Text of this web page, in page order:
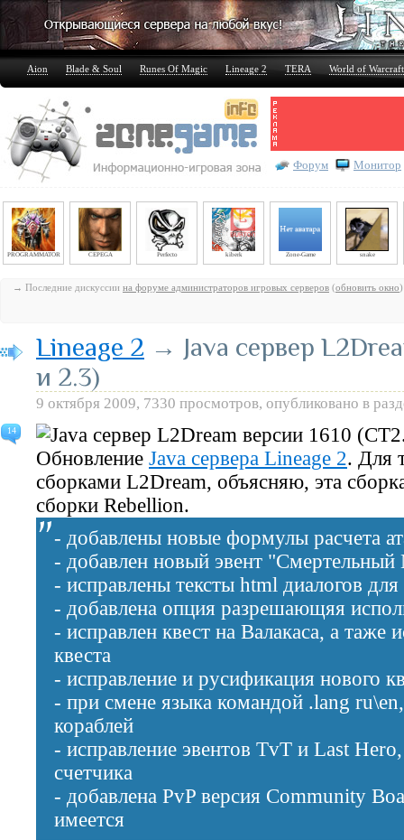
Aion Blade & Soul Runes Of Magic Lineage 2 TERA World of Warcraft
Форум Монитор
PROGRAMMATOR CEPEGA Perfecto kiberk Zone-Game snake
→ Последние дискуссии на форуме администраторов игровых серверов (обновить окно)
14
Lineage 2 → Java сервер
и 2.3)
9 октября 2009, 7330 просмотров, опубликовано в
Обновление Java сервера Lineage 2. Для
сборками L2Dream, объясняю, эта
сборки Rebellion.
- добавлены новые формулы расчета
- добавлен новый эвент
- исправлены тексты html диалогов
- добавлена опция разрешающяя
- исправлен квест на Валакаса, а таже
квеста
- исправление и русификация нового
- при смене языка командой .lang
кораблей
- исправление эвентов TvT и Last
счетчика
- добавлена PvP версия Community
имеется